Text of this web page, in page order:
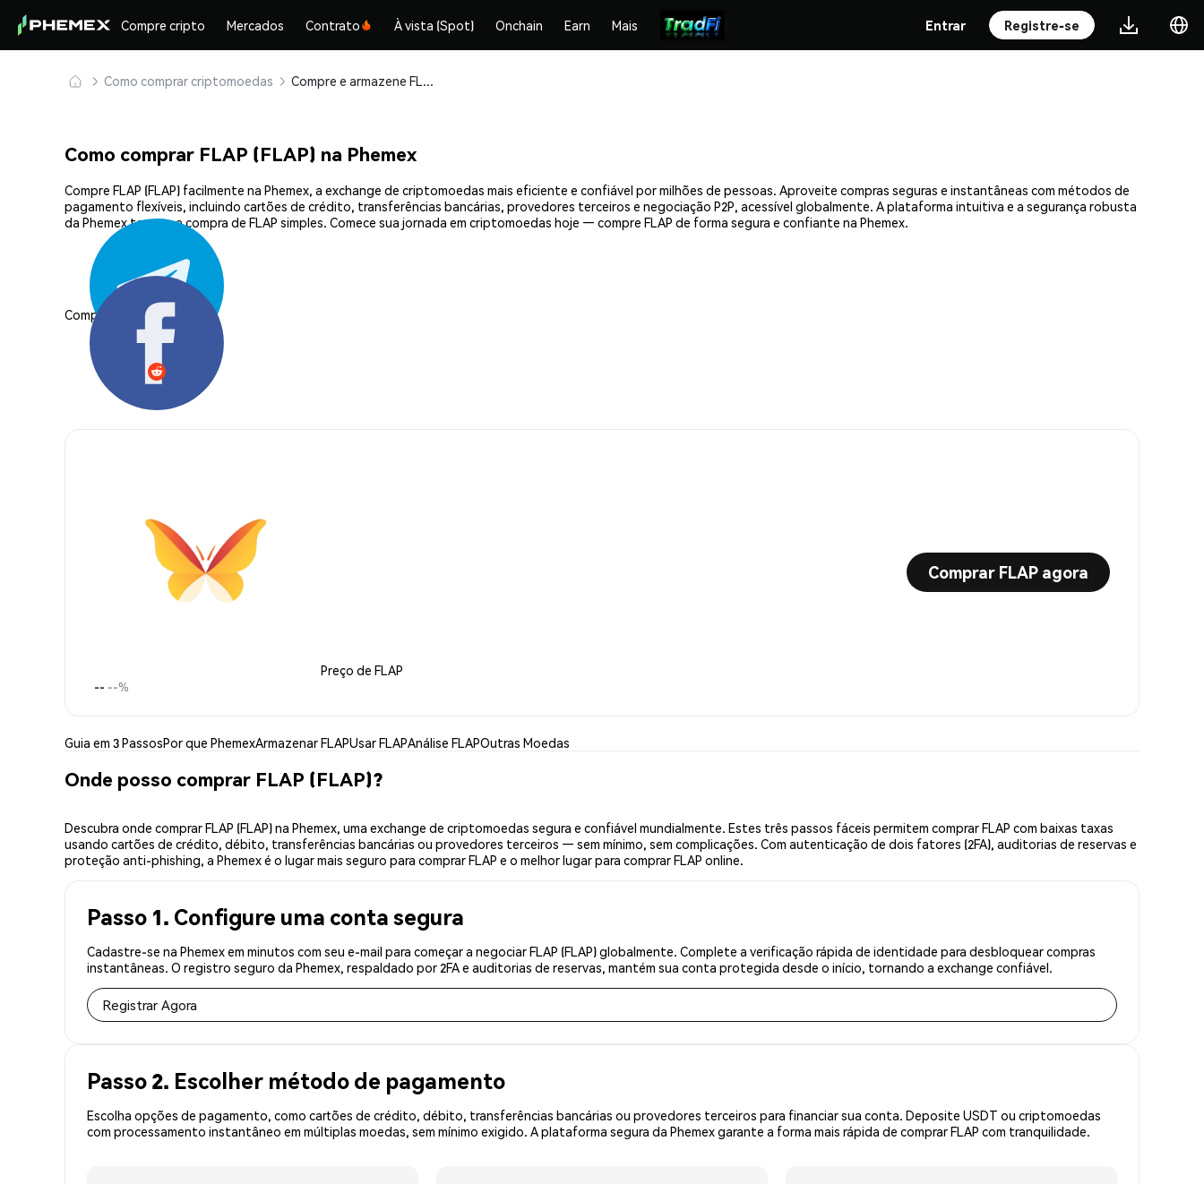
Compre cripto Mercados Contrato À vista (Spot) Onchain Earn Mais Entrar Registre-se
Como comprar criptomoedas Compre e armazene FLAP (FLAP) com segurança
Como comprar FLAP (FLAP) na Phemex
Compre FLAP (FLAP) facilmente na Phemex, a exchange de criptomoedas mais eficiente e confiável por milhões de pessoas. Aproveite compras seguras e instantâneas com métodos de
pagamento flexíveis, incluindo cartões de crédito, transferências bancárias, provedores terceiros e negociação P2P, acessível globalmente. A plataforma intuitiva e a segurança robusta
da Phemex tornam a compra de FLAP simples. Comece sua jornada em criptomoedas hoje — compre FLAP de forma segura e confiante na Phemex.
Compartilhar:
Preço de FLAP
-- --%
Comprar FLAP agora
Guia em 3 PassosPor que PhemexArmazenar FLAPUsar FLAPAnálise FLAPOutras Moedas
Onde posso comprar FLAP (FLAP)?
Descubra onde comprar FLAP (FLAP) na Phemex, uma exchange de criptomoedas segura e confiável mundialmente. Estes três passos fáceis permitem comprar FLAP com baixas taxas
usando cartões de crédito, débito, transferências bancárias ou provedores terceiros — sem mínimo, sem complicações. Com autenticação de dois fatores (2FA), auditorias de reservas e
proteção anti-phishing, a Phemex é o lugar mais seguro para comprar FLAP e o melhor lugar para comprar FLAP online.
Passo 1. Configure uma conta segura
Cadastre-se na Phemex em minutos com seu e-mail para começar a negociar FLAP (FLAP) globalmente. Complete a verificação rápida de identidade para desbloquear compras
instantâneas. O registro seguro da Phemex, respaldado por 2FA e auditorias de reservas, mantém sua conta protegida desde o início, tornando a exchange confiável.
Registrar Agora
Passo 2. Escolher método de pagamento
Escolha opções de pagamento, como cartões de crédito, débito, transferências bancárias ou provedores terceiros para financiar sua conta. Deposite USDT ou criptomoedas
com processamento instantâneo em múltiplas moedas, sem mínimo exigido. A plataforma segura da Phemex garante a forma mais rápida de comprar FLAP com tranquilidade.